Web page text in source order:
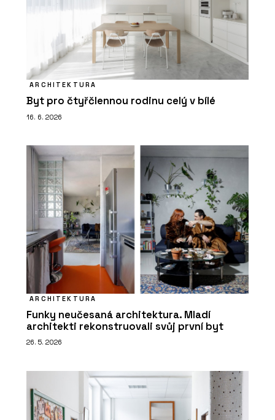
ARCHITEKTURA
Byt pro čtyřčlennou rodinu celý v bílé
16. 6. 2026
ARCHITEKTURA
Funky neučesaná architektura. Mladí
architekti rekonstruovali svůj první byt
26. 5. 2026